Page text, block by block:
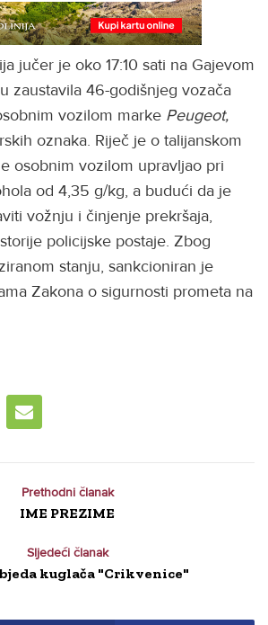
jučer je oko 17:10 sati na Gajevom
zaustavila 46-godišnjeg vozača
vozilom marke Peugeot,
oznaka. Riječ je o talijanskom
osobnim vozilom upravljao pri
od 4,35 g/kg, a budući da je
vožnju i činjenje prekršaja,
policijske postaje. Zbog
stanju, sankcioniran je
Zakona o sigurnosti prometa na
Prethodni članak
IME PREZIME
Sljedeći članak
kuglača "Crikvenice"